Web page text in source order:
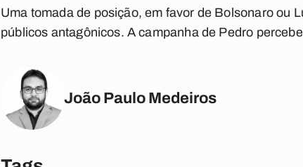
Uma tomada de posição, em favor de Bolsonaro ou
públicos antagônicos. A campanha de Pedro
João Paulo Medeiros